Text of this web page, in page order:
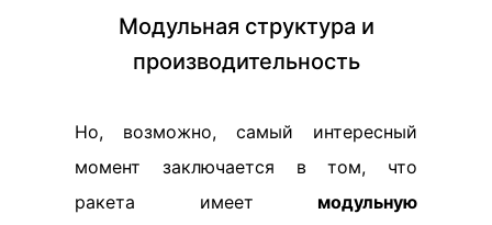
Модульная структура и
производительность
Но, возможно, самый интересный
момент заключается в том, что
ракета имеет модульную